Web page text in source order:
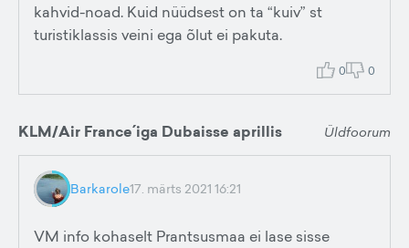
kahvid-noad. Kuid nüüdsest on ta “kuiv” st
turistiklassis veini ega õlut ei pakuta.
0 0
KLM/Air France´iga Dubaisse aprillis Üldfoorum
Barkarole17. märts 2021 16:21
VM info kohaselt Prantsusmaa ei lase sisse